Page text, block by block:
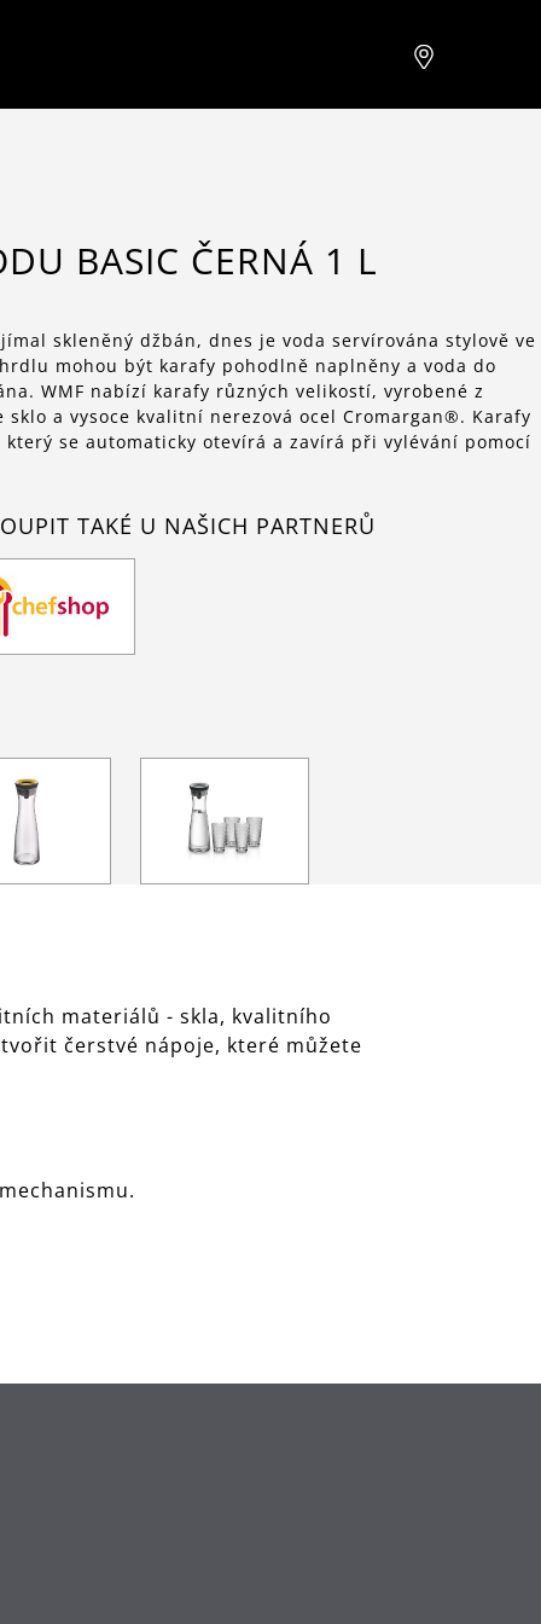
BASIC ČERNÁ 1 L
skleněný džbán, dnes je voda servírována stylově ve
mohou být karafy pohodlně naplněny a voda do
WMF nabízí karafy různých velikostí, vyrobené z
a vysoce kvalitní nerezová ocel Cromargan®. Karafy
se automaticky otevírá a zavírá při vylévání pomocí
TAKÉ U NAŠICH PARTNERŮ
materiálů - skla, kvalitního
čerstvé nápoje, které můžete